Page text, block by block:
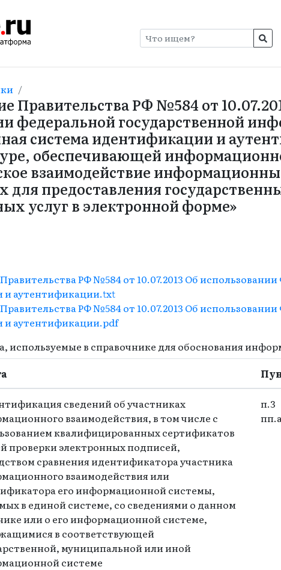
Правительства РФ №584 от
федеральной государственной
система идентификации и
обеспечивающей
взаимодействие
для предоставления
услуг в электронной форме»
РФ №584 от 10.07.2013 Об
аутентификации.txt
РФ №584 от 10.07.2013 Об
аутентификации.pdf
используемые в справочнике для обоснования
сведений об участниках
взаимодействия, в том числе с
квалифицированных сертификатов
проверки электронных подписей,
сравнения идентификатора участника
взаимодействия или
его информационной системы,
в единой системе, со сведениями о данном
или о его информационной системе,
в соответствующей
муниципальной или иной
системе
п.3